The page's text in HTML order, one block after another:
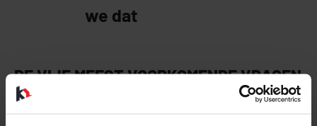
we dat
DE VIJF MEEST VOORKOMENDE VRAGEN
In onze adviesgesprekken over duurzaamheid stellen